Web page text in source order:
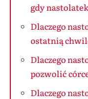
gdy
Dlaczego
ostatnią
Dlaczego
pozwolić
Dlaczego